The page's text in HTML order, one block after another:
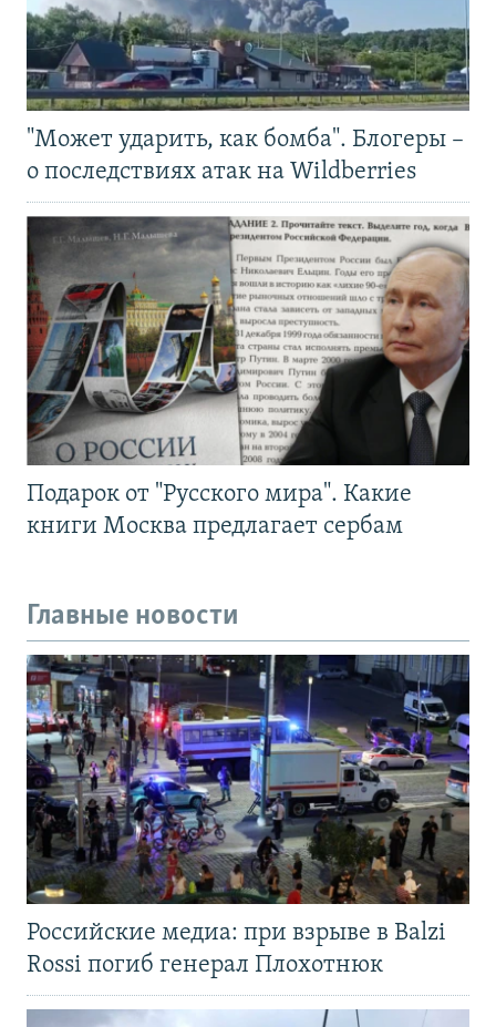
"Может ударить, как бомба". Блогеры –
о последствиях атак на Wildberries
Подарок от "Русского мира". Какие
книги Москва предлагает сербам
Главные новости
Российские медиа: при взрыве в Balzi
Rossi погиб генерал Плохотнюк